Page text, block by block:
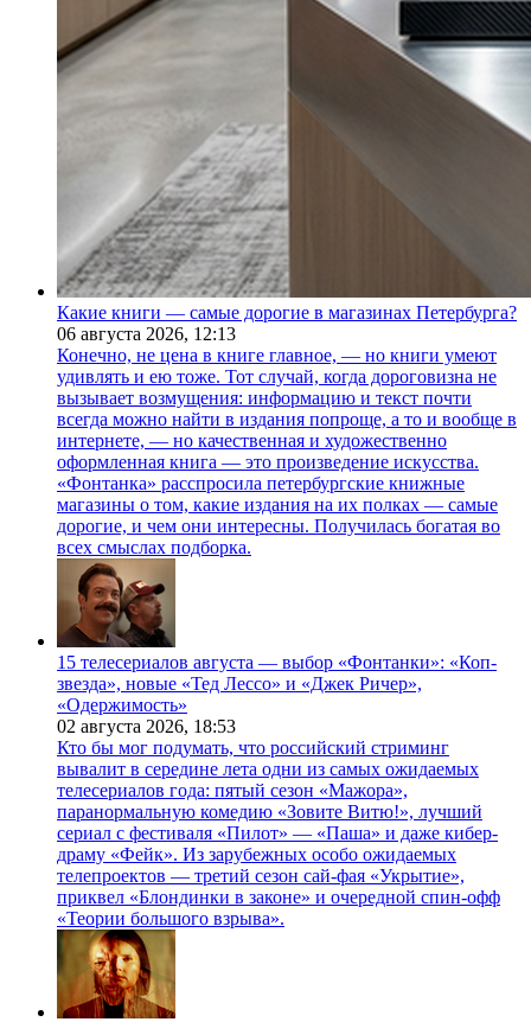
Какие книги — самые дорогие в магазинах Петербурга?
06 августа 2026, 12:13
Конечно, не цена в книге главное, — но книги умеют
удивлять и ею тоже. Тот случай, когда дороговизна не
вызывает возмущения: информацию и текст почти
всегда можно найти в издания попроще, а то и вообще в
интернете, — но качественная и художественно
оформленная книга — это произведение искусства.
«Фонтанка» расспросила петербургские книжные
магазины о том, какие издания на их полках — самые
дорогие, и чем они интересны. Получилась богатая во
всех смыслах подборка.
15 телесериалов августа — выбор «Фонтанки»: «Коп-
звезда», новые «Тед Лессо» и «Джек Ричер»,
«Одержимость»
02 августа 2026, 18:53
Кто бы мог подумать, что российский стриминг
вывалит в середине лета одни из самых ожидаемых
телесериалов года: пятый сезон «Мажора»,
паранормальную комедию «Зовите Витю!», лучший
сериал с фестиваля «Пилот» — «Паша» и даже кибер-
драму «Фейк». Из зарубежных особо ожидаемых
телепроектов — третий сезон сай-фая «Укрытие»,
приквел «Блондинки в законе» и очередной спин-офф
«Теории большого взрыва».